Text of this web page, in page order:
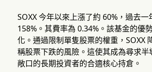
SOXX 今年以來上漲了約 60%，過去一
158%。其費率為 0.34%。該基金的優
化。通過限制單隻股票的權重，SOXX
稱股票下跌的風險。這使其成為尋求半
敞口的長期投資者的合適核心持倉。